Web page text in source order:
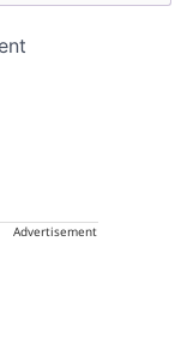
Advertisement